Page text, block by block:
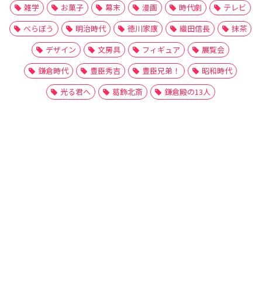
雑学
お菓子 幕末 漫画 時代劇
テレビ
べらぼう
明治時代 徳川家康 織田信長
抹茶
デザイン
文房具 フィギュア
展覧会
鎌倉時代
豊臣秀吉 豊臣兄弟！
昭和時代
光る君へ
葛飾北斎 鎌倉殿の13人